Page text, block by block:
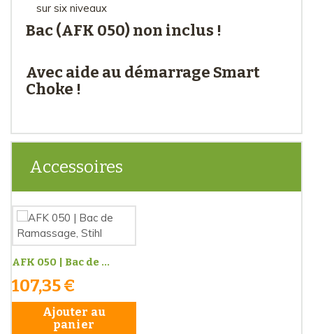
sur six niveaux
Bac (AFK 050) non inclus !
Avec aide au démarrage Smart
Choke !
Accessoires
AFK 050 | Bac de ...
107,35 €
Ajouter au
panier